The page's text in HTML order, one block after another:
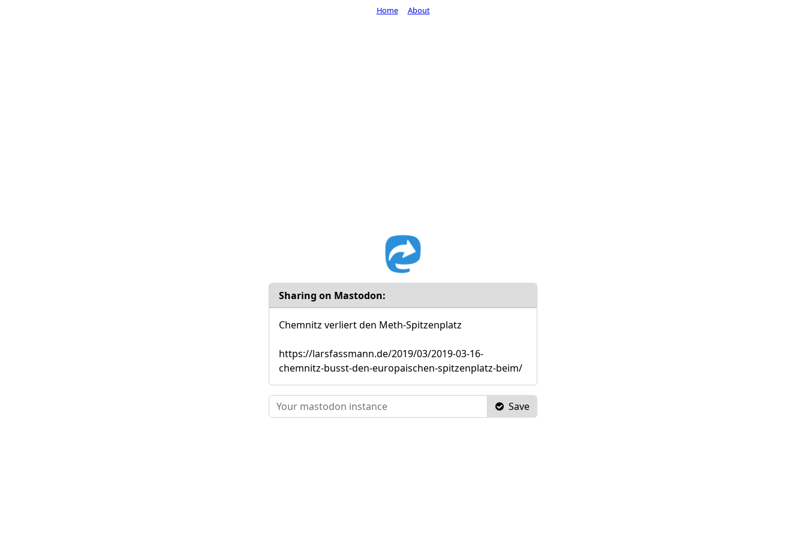
Sharing on Mastodon:
Chemnitz verliert den Meth-Spitzenplatz
https://larsfassmann.de/2019/03/2019-03-16-
chemnitz-busst-den-europaischen-spitzenplatz-beim/
Save
Home About